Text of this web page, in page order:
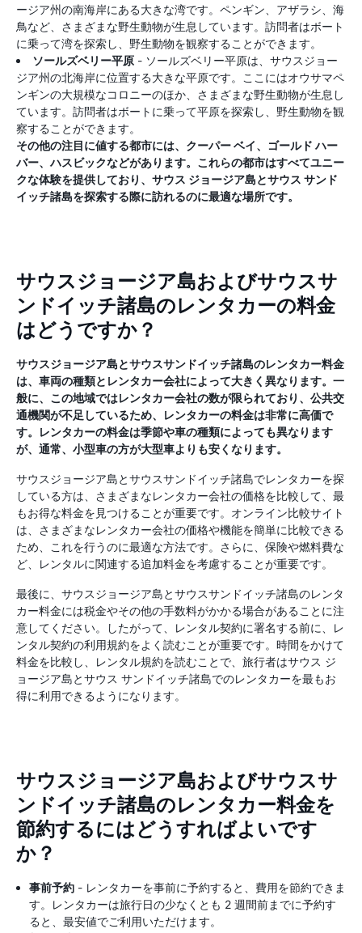
ージア州の南海岸にある大きな湾です。ペンギン、アザラシ、海
鳥など、さまざまな野生動物が生息しています。訪問者はボート
に乗って湾を探索し、野生動物を観察することができます。
ソールズベリー平原 - ソールズベリー平原は、サウスジョー
ジア州の北海岸に位置する大きな平原です。ここにはオウサマペ
ンギンの大規模なコロニーのほか、さまざまな野生動物が生息し
ています。訪問者はボートに乗って平原を探索し、野生動物を観
察することができます。
その他の注目に値する都市には、クーパー ベイ、ゴールド ハー
バー、ハスビックなどがあります。これらの都市はすべてユニー
クな体験を提供しており、サウス ジョージア島とサウス サンド
イッチ諸島を探索する際に訪れるのに最適な場所です。
サウスジョージア島およびサウスサ
ンドイッチ諸島のレンタカーの料金
はどうですか？
サウスジョージア島とサウスサンドイッチ諸島のレンタカー料金
は、車両の種類とレンタカー会社によって大きく異なります。一
般に、この地域ではレンタカー会社の数が限られており、公共交
通機関が不足しているため、レンタカーの料金は非常に高価で
す。レンタカーの料金は季節や車の種類によっても異なります
が、通常、小型車の方が大型車よりも安くなります。
サウスジョージア島とサウスサンドイッチ諸島でレンタカーを探
している方は、さまざまなレンタカー会社の価格を比較して、最
もお得な料金を見つけることが重要です。オンライン比較サイト
は、さまざまなレンタカー会社の価格や機能を簡単に比較できる
ため、これを行うのに最適な方法です。さらに、保険や燃料費な
ど、レンタルに関連する追加料金を考慮することが重要です。
最後に、サウスジョージア島とサウスサンドイッチ諸島のレンタ
カー料金には税金やその他の手数料がかかる場合があることに注
意してください。したがって、レンタル契約に署名する前に、レ
ンタル契約の利用規約をよく読むことが重要です。時間をかけて
料金を比較し、レンタル規約を読むことで、旅行者はサウス ジ
ョージア島とサウス サンドイッチ諸島でのレンタカーを最もお
得に利用できるようになります。
サウスジョージア島およびサウスサ
ンドイッチ諸島のレンタカー料金を
節約するにはどうすればよいです
か？
事前予約 - レンタカーを事前に予約すると、費用を節約できま
す。レンタカーは旅行日の少なくとも 2 週間前までに予約す
ると、最安値でご利用いただけます。